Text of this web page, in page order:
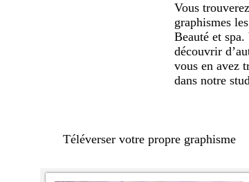
Vous
graphismes
Beauté et
découvrir
vous en avez
dans notre
Téléverser votre propre graphisme